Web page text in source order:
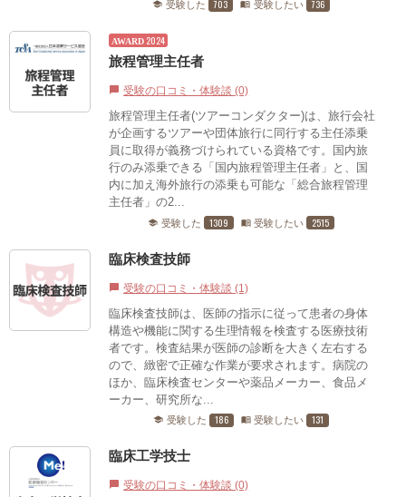
school 受験した 703 menu_book 受験したい 736
AWARD 2024
旅程管理主任者
chat_bubble 受験の口コミ・体験談 (0)
旅程管理主任者(ツアーコンダクター)は、旅行会社
が企画するツアーや団体旅行に同行する主任添乗
員に取得が義務づけられている資格です。国内旅
行のみ添乗できる「国内旅程管理主任者」と、国
内に加え海外旅行の添乗も可能な「総合旅程管理
主任者」の2...
school 受験した 1309 menu_book 受験したい 2515
臨床検査技師
chat_bubble 受験の口コミ・体験談 (1)
臨床検査技師は、医師の指示に従って患者の身体
構造や機能に関する生理情報を検査する医療技術
者です。検査結果が医師の診断を大きく左右する
ので、緻密で正確な作業が要求されます。病院の
ほか、臨床検査センターや薬品メーカー、食品メ
ーカー、研究所な...
school 受験した 186 menu_book 受験したい 131
臨床工学技士
chat_bubble 受験の口コミ・体験談 (0)